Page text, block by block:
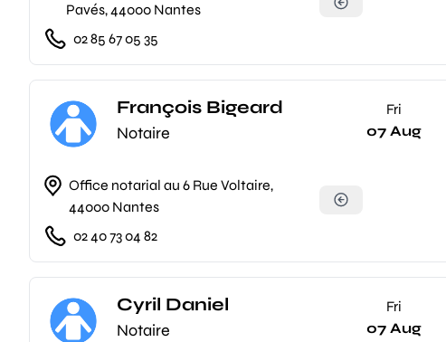
Pavés, 44000 Nantes
02 85 67 05 35
François Bigeard
Notaire
Office notarial au 6 Rue Voltaire,
44000 Nantes
02 40 73 04 82
Fri
07 Aug
Cyril Daniel
Notaire
Fri
07 Aug